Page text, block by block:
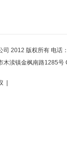
司 2012 版权所有 电
木渎镇金枫南路1285